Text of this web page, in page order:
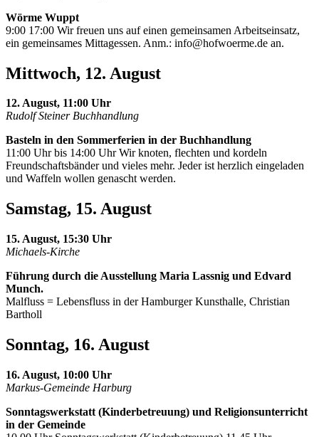
Wörme Wuppt
9:00 17:00 Wir freuen uns auf einen gemeinsamen Arbeitseinsatz,
ein gemeinsames Mittagessen. Anm.: info@hofwoerme.de an.
Mittwoch, 12. August
12. August, 11:00 Uhr
Rudolf Steiner Buchhandlung
Basteln in den Sommerferien in der Buchhandlung
11:00 Uhr bis 14:00 Uhr Wir knoten, flechten und kordeln
Freundschaftsbänder und vieles mehr. Jeder ist herzlich eingeladen
und Waffeln wollen genascht werden.
Samstag, 15. August
15. August, 15:30 Uhr
Michaels-Kirche
Führung durch die Ausstellung Maria Lassnig und Edvard
Munch.
Malfluss = Lebensfluss in der Hamburger Kunsthalle, Christian
Bartholl
Sonntag, 16. August
16. August, 10:00 Uhr
Markus-Gemeinde Harburg
Sonntagswerkstatt (Kinderbetreuung) und Religionsunterricht
in der Gemeinde